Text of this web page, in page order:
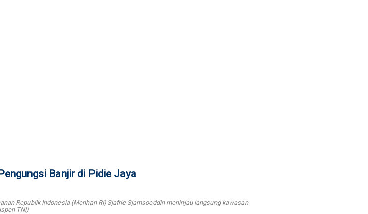
Banjir di Pidie Jaya
Republik Indonesia (Menhan RI) Sjafrie Sjamsoeddin meninjau langsung kawasan
TNI)